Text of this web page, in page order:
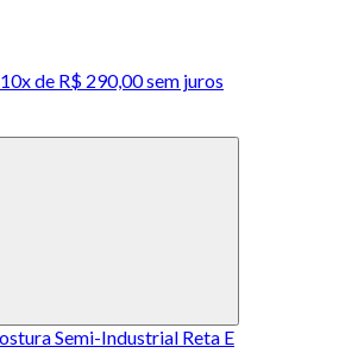
10x de R$ 290,00 sem juros